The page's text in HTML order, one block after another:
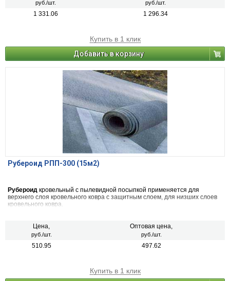
руб./шт. руб./шт.
1 331.06 1 296.34
Купить в 1 клик
Добавить в корзину
Рубероид РПП-300 (15м2)
Рубероид кровельный с пылевидной посыпкой применяется для
верхнего слоя кровельного ковра с защитным слоем, для низших слоев
кровельного ковра.
Цена,
руб./шт.
Оптовая цена,
руб./шт.
510.95 497.62
Купить в 1 клик